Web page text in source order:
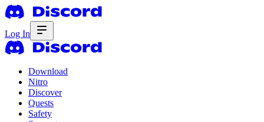
Log In
Download
Nitro
Discover
Quests
Safety